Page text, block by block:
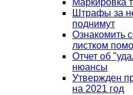
Маркировка
Штрафы за
поднимут
Ознакомить
листком
Отчет об
нюансы
Утвержден
на 2021 год